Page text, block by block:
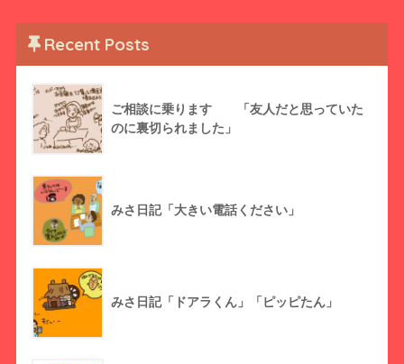
Recent Posts
ご相談に乗ります 「友人だと思っていた
のに裏切られました」
みさ日記「大きい電話ください」
みさ日記「ドアラくん」「ピッピたん」